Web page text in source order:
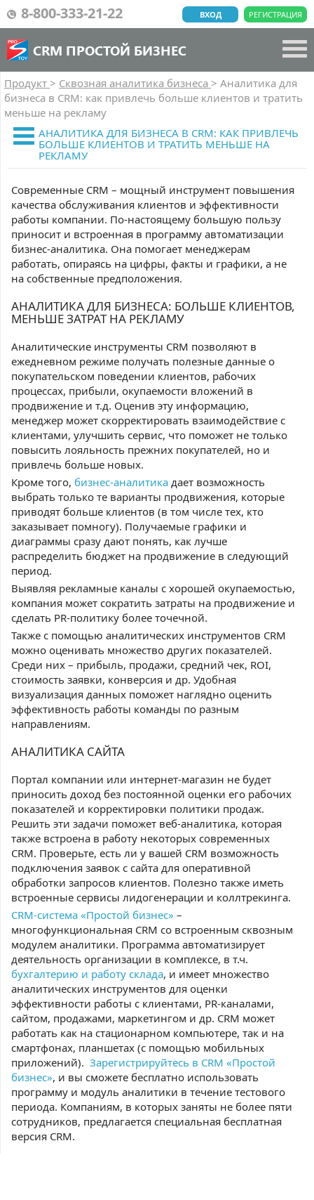
8-800-333-21-22 РЕГИСТРАЦИЯ
ВХОД
CRM ПРОСТОЙ БИЗНЕС
Продукт > Сквозная аналитика бизнеса > Аналитика для
бизнеса в CRM: как привлечь больше клиентов и тратить
меньше на рекламу
АНАЛИТИКА ДЛЯ БИЗНЕСА В CRM: КАК ПРИВЛЕЧЬ
БОЛЬШЕ КЛИЕНТОВ И ТРАТИТЬ МЕНЬШЕ НА
РЕКЛАМУ
Современные CRM – мощный инструмент повышения
качества обслуживания клиентов и эффективности
работы компании. По-настоящему большую пользу
приносит и встроенная в программу автоматизации
бизнес-аналитика. Она помогает менеджерам
работать, опираясь на цифры, факты и графики, а не
на собственные предположения.
АНАЛИТИКА ДЛЯ БИЗНЕСА: БОЛЬШЕ КЛИЕНТОВ,
МЕНЬШЕ ЗАТРАТ НА РЕКЛАМУ
Аналитические инструменты CRM позволяют в
ежедневном режиме получать полезные данные о
покупательском поведении клиентов, рабочих
процессах, прибыли, окупаемости вложений в
продвижение и т.д. Оценив эту информацию,
менеджер может скорректировать взаимодействие с
клиентами, улучшить сервис, что поможет не только
повысить лояльность прежних покупателей, но и
привлечь больше новых.
Кроме того, бизнес-аналитика дает возможность
выбрать только те варианты продвижения, которые
приводят больше клиентов (в том числе тех, кто
заказывает помногу). Получаемые графики и
диаграммы сразу дают понять, как лучше
распределить бюджет на продвижение в следующий
период.
Выявляя рекламные каналы с хорошей окупаемостью,
компания может сократить затраты на продвижение и
сделать PR-политику более точечной.
Также с помощью аналитических инструментов CRM
можно оценивать множество других показателей.
Среди них – прибыль, продажи, средний чек, ROI,
стоимость заявки, конверсия и др. Удобная
визуализация данных поможет наглядно оценить
эффективность работы команды по разным
направлениям.
АНАЛИТИКА САЙТА
Портал компании или интернет-магазин не будет
приносить доход без постоянной оценки его рабочих
показателей и корректировки политики продаж.
Решить эти задачи поможет веб-аналитика, которая
также встроена в работу некоторых современных
CRM. Проверьте, есть ли у вашей CRM возможность
подключения заявок с сайта для оперативной
обработки запросов клиентов. Полезно также иметь
встроенные сервисы лидогенерации и коллтрекинга.
CRM-система «Простой бизнес» –
многофункциональная CRM со встроенным сквозным
модулем аналитики. Программа автоматизирует
деятельность организации в комплексе, в т.ч.
бухгалтерию и работу склада, и имеет множество
аналитических инструментов для оценки
эффективности работы с клиентами, PR-каналами,
сайтом, продажами, маркетингом и др. CRM может
работать как на стационарном компьютере, так и на
смартфонах, планшетах (с помощью мобильных
приложений). Зарегистрируйтесь в CRM «Простой
бизнес», и вы сможете бесплатно использовать
программу и модуль аналитики в течение тестового
периода. Компаниям, в которых заняты не более пяти
сотрудников, предлагается специальная бесплатная
версия CRM.